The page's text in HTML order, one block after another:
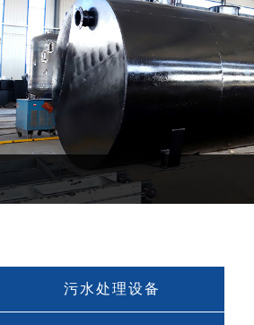
污水处理设备